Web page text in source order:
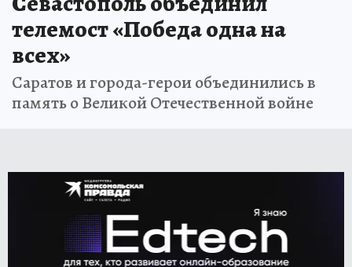
телемост «Победа одна на
всех»
Саратов и города-герои объединились в
память о Великой Отечественной войне